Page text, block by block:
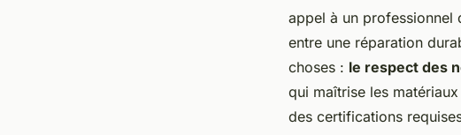
appel à un professionnel
entre une réparation
choses : le respect des
qui maîtrise les
des certifications